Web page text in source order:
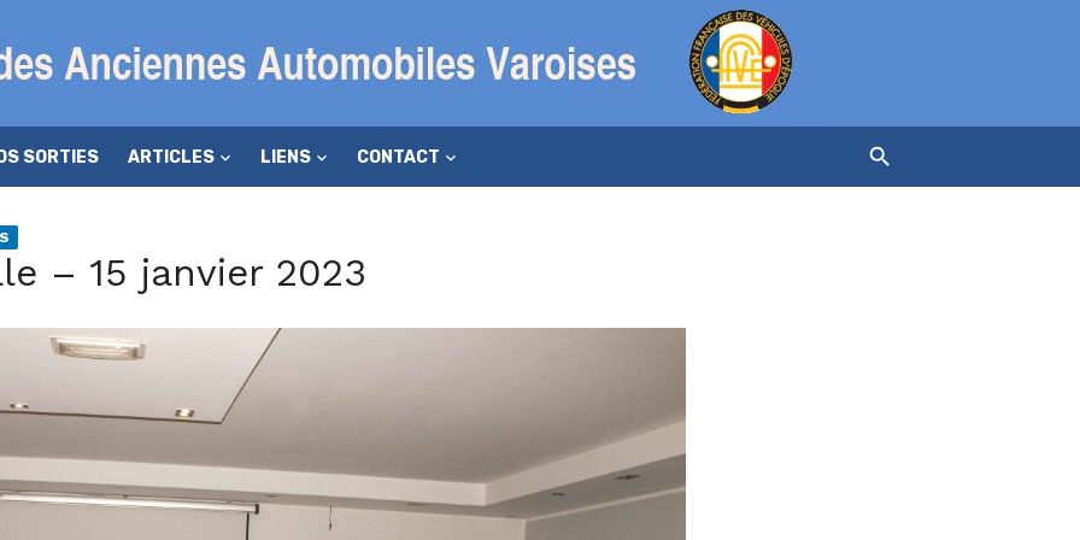
SORTIES ARTICLES LIENS CONTACT
– 15 janvier 2023